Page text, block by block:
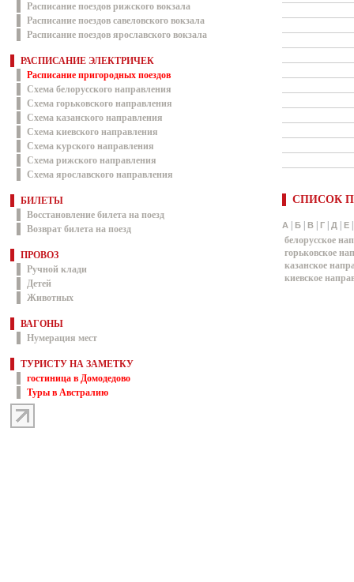
Расписание поездов рижского вокзала
Расписание поездов савеловского вокзала
Расписание поездов ярославского вокзала
РАСПИСАНИЕ ЭЛЕКТРИЧЕК
Расписание пригородных поездов
Схема белорусского направления
Схема горьковского направления
Схема казанского направления
Схема киевского направления
Схема курского направления
Схема рижского направления
Схема ярославского направления
БИЛЕТЫ
Восстановление билета на поезд
Возврат билета на поезд
ПРОВОЗ
Ручной клади
Детей
Животных
ВАГОНЫ
Нумерация мест
ТУРИСТУ НА ЗАМЕТКУ
гостиница в Домодедово
Туры в Австралию
СПИСОК
А Б В Г Д Е
белорусское
горьковское
казанское
киевское